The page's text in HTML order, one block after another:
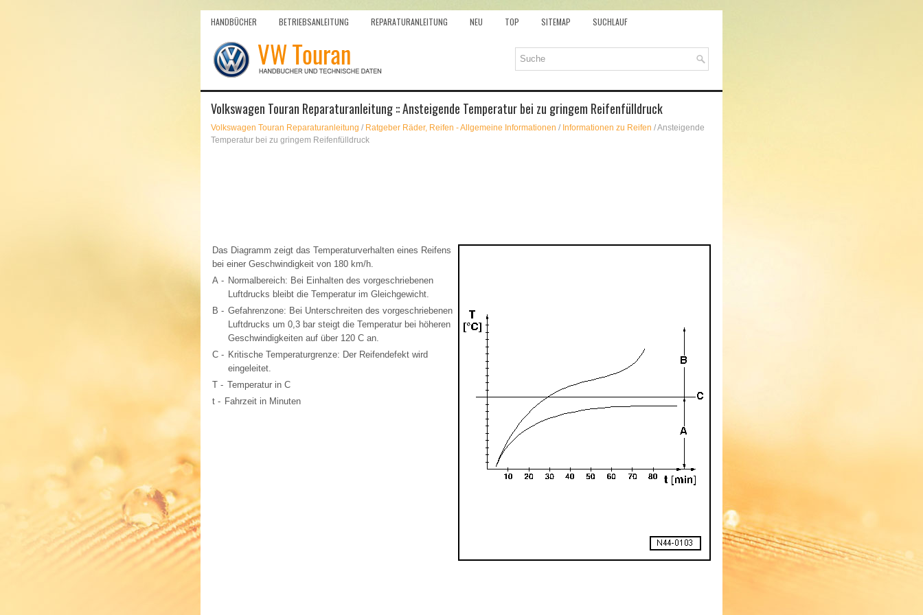
HANDBÜCHER BETRIEBSANLEITUNG REPARATURANLEITUNG NEU TOP SITEMAP SUCHLAUF
Volkswagen Touran Reparaturanleitung :: Ansteigende Temperatur bei zu gringem Reifenfülldruck
Volkswagen Touran Reparaturanleitung / Ratgeber Räder, Reifen - Allgemeine Informationen / Informationen zu Reifen / Ansteigende
Temperatur bei zu gringem Reifenfülldruck
Das Diagramm zeigt das Temperaturverhalten eines Reifens
bei einer Geschwindigkeit von 180 km/h.
A - Normalbereich: Bei Einhalten des vorgeschriebenen
Luftdrucks bleibt die Temperatur im Gleichgewicht.
B - Gefahrenzone: Bei Unterschreiten des vorgeschriebenen
Luftdrucks um 0,3 bar steigt die Temperatur bei höheren
Geschwindigkeiten auf über 120 C an.
C - Kritische Temperaturgrenze: Der Reifendefekt wird
eingeleitet.
T - Temperatur in C
t - Fahrzeit in Minuten